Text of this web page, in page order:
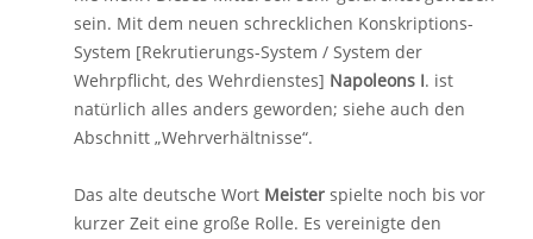
sein. Mit dem neuen schrecklichen Konskriptions-
System [Rekrutierungs-System / System der
Wehrpflicht, des Wehrdienstes] Napoleons I. ist
natürlich alles anders geworden; siehe auch den
Abschnitt „Wehrverhältnisse“.
Das alte deutsche Wort Meister spielte noch bis vor
kurzer Zeit eine große Rolle. Es vereinigte den